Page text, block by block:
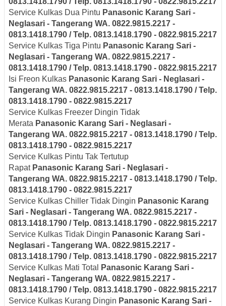
Service Kulkas Dua Pintu Panasonic Karang Sari -
Neglasari - Tangerang WA. 0822.9815.2217 -
0813.1418.1790 / Telp. 0813.1418.1790 - 0822.9815.2217
Service Kulkas Tiga Pintu Panasonic Karang Sari -
Neglasari - Tangerang WA. 0822.9815.2217 -
0813.1418.1790 / Telp. 0813.1418.1790 - 0822.9815.2217
Isi Freon Kulkas Panasonic Karang Sari - Neglasari -
Tangerang WA. 0822.9815.2217 - 0813.1418.1790 / Telp.
0813.1418.1790 - 0822.9815.2217
Service Kulkas Freezer Dingin Tidak
Merata Panasonic Karang Sari - Neglasari -
Tangerang WA. 0822.9815.2217 - 0813.1418.1790 / Telp.
0813.1418.1790 - 0822.9815.2217
Service Kulkas Pintu Tak Tertutup
Rapat Panasonic Karang Sari - Neglasari -
Tangerang WA. 0822.9815.2217 - 0813.1418.1790 / Telp.
0813.1418.1790 - 0822.9815.2217
Service Kulkas Chiller Tidak Dingin Panasonic Karang
Sari - Neglasari - Tangerang WA. 0822.9815.2217 -
0813.1418.1790 / Telp. 0813.1418.1790 - 0822.9815.2217
Service Kulkas Tidak Dingin Panasonic Karang Sari -
Neglasari - Tangerang WA. 0822.9815.2217 -
0813.1418.1790 / Telp. 0813.1418.1790 - 0822.9815.2217
Service Kulkas Mati Total
Panasonic Karang Sari -
Neglasari - Tangerang WA. 0822.9815.2217 -
0813.1418.1790 / Telp. 0813.1418.1790 - 0822.9815.2217
Service Kulkas Kurang Dingin Panasonic Karang Sari -